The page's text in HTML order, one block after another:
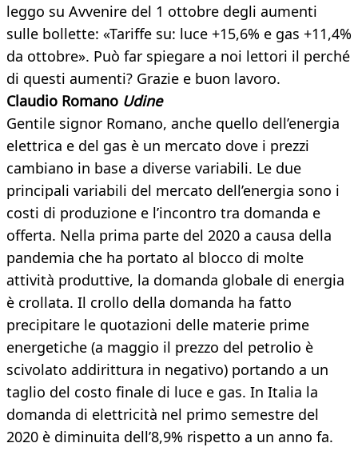
leggo su Avvenire del 1 ottobre degli aumenti
sulle bollette: «Tariffe su: luce +15,6% e gas +11,4%
da ottobre». Può far spiegare a noi lettori il perché
di questi aumenti? Grazie e buon lavoro.
Claudio Romano Udine
Gentile signor Romano, anche quello dell’energia
elettrica e del gas è un mercato dove i prezzi
cambiano in base a diverse variabili. Le due
principali variabili del mercato dell’energia sono i
costi di produzione e l’incontro tra domanda e
offerta. Nella prima parte del 2020 a causa della
pandemia che ha portato al blocco di molte
attività produttive, la domanda globale di energia
è crollata. Il crollo della domanda ha fatto
precipitare le quotazioni delle materie prime
energetiche (a maggio il prezzo del petrolio è
scivolato addirittura in negativo) portando a un
taglio del costo finale di luce e gas. In Italia la
domanda di elettricità nel primo semestre del
2020 è diminuita dell’8,9% rispetto a un anno fa.